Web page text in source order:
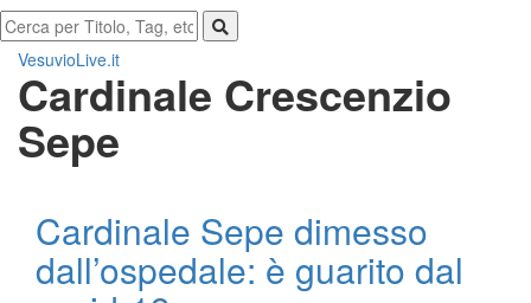
VesuvioLive.it
Cardinale Crescenzio
Sepe
Cardinale Sepe dimesso
dall’ospedale: è guarito dal